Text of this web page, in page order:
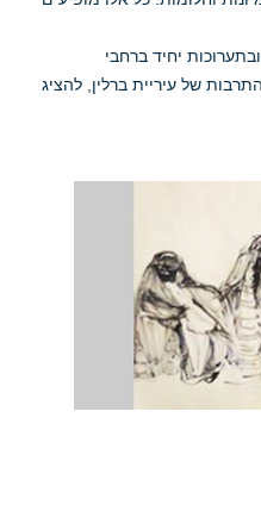
יחיד ברחבי
בתל-אביב. בשנת 1979 היא הוזמנה על-ידי מחלקת התרבות של עיריית ברלין, להציג